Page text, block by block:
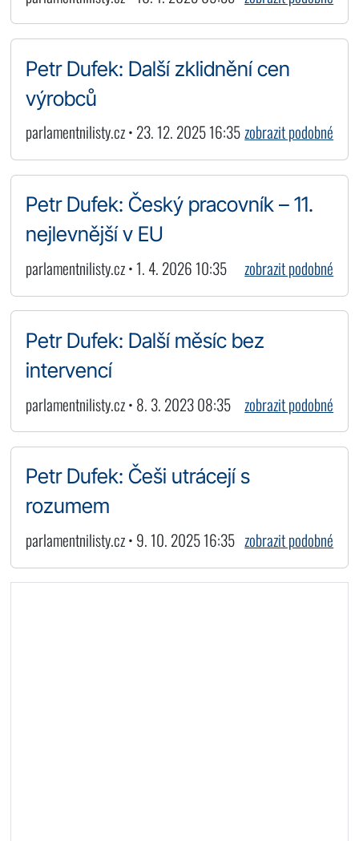
Petr Dufek: Další zklidnění cen
výrobců
parlamentnilisty.cz • 23. 12. 2025 16:35zobrazit podobné
Petr Dufek: Český pracovník – 11.
nejlevnější v EU
parlamentnilisty.cz • 1. 4. 2026 10:35 zobrazit podobné
Petr Dufek: Další měsíc bez
intervencí
parlamentnilisty.cz • 8. 3. 2023 08:35 zobrazit podobné
Petr Dufek: Češi utrácejí s
rozumem
parlamentnilisty.cz • 9. 10. 2025 16:35 zobrazit podobné